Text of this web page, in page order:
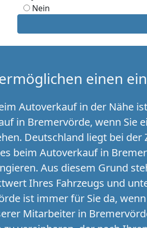
Nein
einen
Autoverkauf in der Nähe
in Bremervörde, wenn Sie
Deutschland liegt bei
beim Autoverkauf in
Aus diesem Grund
Ihres Fahrzeugs und
ist immer für Sie da,
Mitarbeiter in